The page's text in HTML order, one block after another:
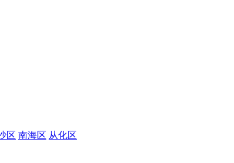
区 南海区 从化区